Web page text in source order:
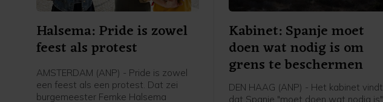
Halsema: Pride is zowel
feest als protest
AMSTERDAM (ANP) - Pride is zowel
een feest als een protest. Dat zei
burgemeester Femke Halsema
Kabinet: Spanje moet
doen wat nodig is om
grens te beschermen
DEN HAAG (ANP) - Het kabinet vindt
dat Spanje "moet doen wat nodig is"